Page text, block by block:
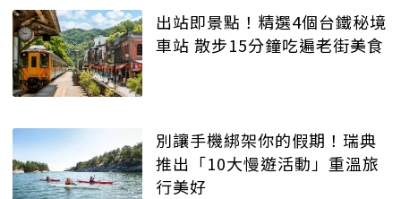
出站即景點！精選4個台鐵秘境
車站 散步15分鐘吃遍老街美食
別讓手機綁架你的假期！瑞典
推出「10大慢遊活動」重溫旅
行美好